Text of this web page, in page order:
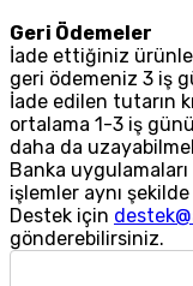
Geri Ödemeler
İade ettiğiniz
geri ödemeniz 3 iş
İade edilen tutarın
ortalama 1-3 iş
daha da
Banka
işlemler aynı
Destek için
gönderebilirsiniz.